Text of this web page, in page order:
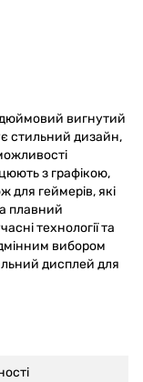
вигнутий
стильний дизайн,
з графікою,
для геймерів, які
плавний
технології та
вибором
дисплей для